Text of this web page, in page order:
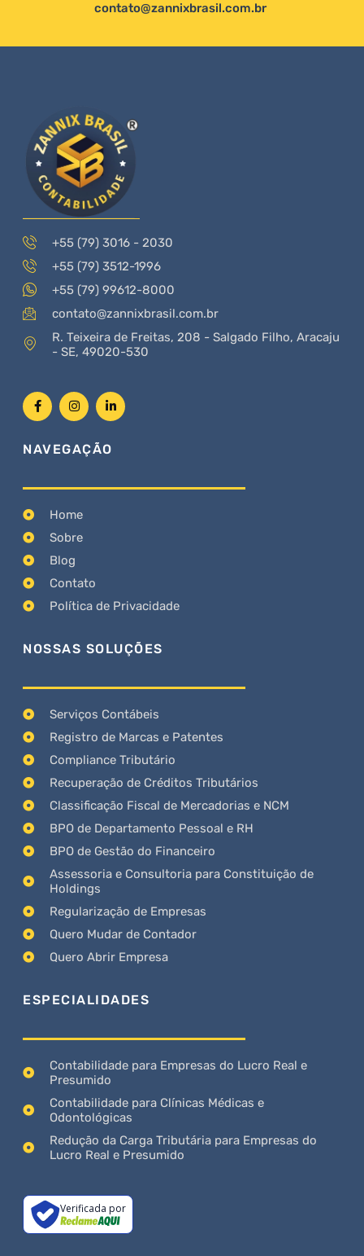
contato@zannixbrasil.com.br
+55 (79) 3016 - 2030
+55 (79) 3512-1996
+55 (79) 99612-8000
contato@zannixbrasil.com.br
R. Teixeira de Freitas, 208 - Salgado Filho, Aracaju
- SE, 49020-530
NAVEGAÇÃO
Home
Sobre
Blog
Contato
Política de Privacidade
NOSSAS SOLUÇÕES
Serviços Contábeis
Registro de Marcas e Patentes
Compliance Tributário
Recuperação de Créditos Tributários
Classificação Fiscal de Mercadorias e NCM
BPO de Departamento Pessoal e RH
BPO de Gestão do Financeiro
Assessoria e Consultoria para Constituição de
Holdings
Regularização de Empresas
Quero Mudar de Contador
Quero Abrir Empresa
ESPECIALIDADES
Contabilidade para Empresas do Lucro Real e
Presumido
Contabilidade para Clínicas Médicas e
Odontológicas
Redução da Carga Tributária para Empresas do
Lucro Real e Presumido
Verificada por